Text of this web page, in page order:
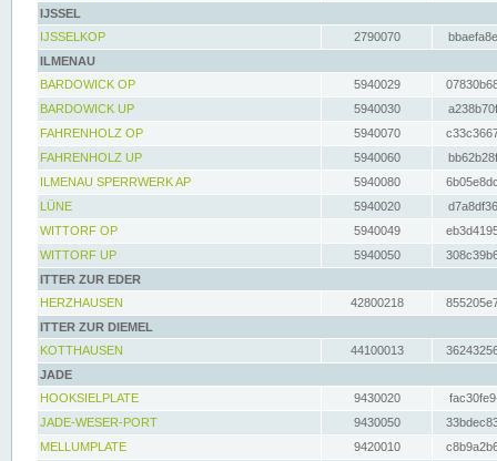
IJSSEL
IJSSELKOP
2790070
ILMENAU
BARDOWICK OP
5940029
BARDOWICK UP
5940030
FAHRENHOLZ OP
5940070
FAHRENHOLZ UP
5940060
ILMENAU SPERRWERK AP
5940080
LÜNE
5940020
WITTORF OP
5940049
WITTORF UP
5940050
ITTER ZUR EDER
HERZHAUSEN
42800218
ITTER ZUR DIEMEL
KOTTHAUSEN
44100013
JADE
HOOKSIELPLATE
9430020
JADE-WESER-PORT
9430050
MELLUMPLATE
9420010